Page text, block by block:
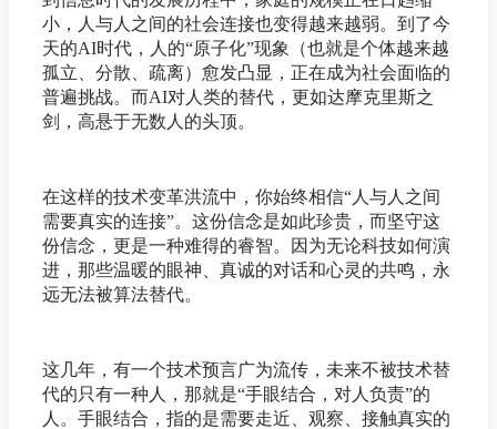
小，人与人之间的社会连接也变得越来越弱。到了今
天的AI时代，人的“原子化”现象（也就是个体越来越
孤立、分散、疏离）愈发凸显，正在成为社会面临的
普遍挑战。而AI对人类的替代，更如达摩克里斯之
剑，高悬于无数人的头顶。
在这样的技术变革洪流中，你始终相信“人与人之间
需要真实的连接”。这份信念是如此珍贵，而坚守这
份信念，更是一种难得的睿智。因为无论科技如何演
进，那些温暖的眼神、真诚的对话和心灵的共鸣，永
远无法被算法替代。
这几年，有一个技术预言广为流传，未来不被技术替
代的只有一种人，那就是“手眼结合，对人负责”的
人。手眼结合，指的是需要走近、观察、接触真实的